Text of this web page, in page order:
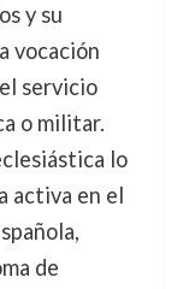
y su
vocación
servicio
o militar.
lo
activa en el
de